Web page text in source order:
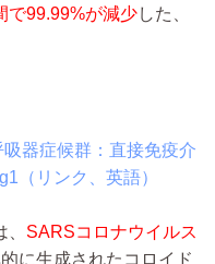
で99.99%が減少した、
器症候群：直接免疫介
（リンク、英語）
SARSコロナウイルス
的に生成されたコロイド